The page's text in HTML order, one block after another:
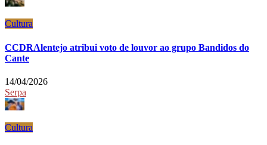
Cultura
CCDRAlentejo atribui voto de louvor ao grupo Bandidos do
Cante
14/04/2026
Serpa
Cultura